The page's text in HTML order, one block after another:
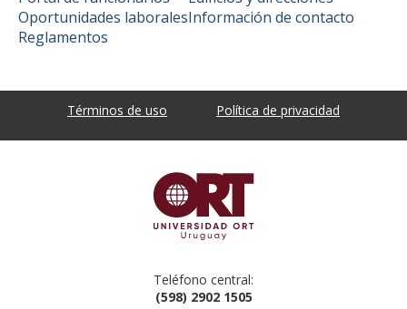
Oportunidades laborales
Reglamentos
Información de contacto
Términos de uso Política de privacidad
Teléfono central:
(598) 2902 1505